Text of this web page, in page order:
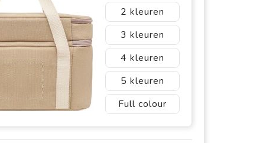
2
3
4
5
Full colour